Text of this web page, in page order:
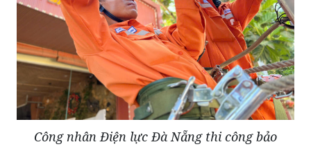
Công nhân Điện lực Đà Nẵng thi công bảo